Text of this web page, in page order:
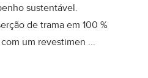
sustentável.
de trama em 100 %
um revestimen ...